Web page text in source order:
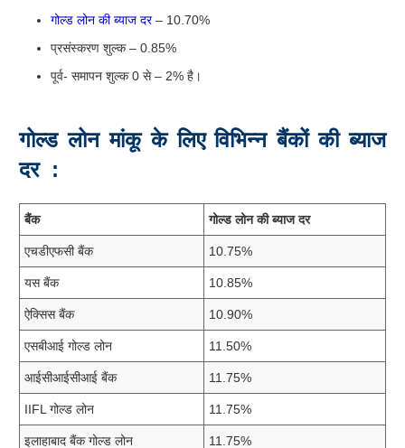
गोल्ड लोन की ब्याज दर– 10.70%
प्रसंस्करण शुल्क – 0.85%
पूर्व- समापन शुल्क 0 से – 2% है।
गोल्ड लोन मांकू के लिए विभिन्न बैंकों की ब्याज
दर:
बैंक गोल्ड लोन की ब्याज दर
एचडीएफसी बैंक 10.75%
यस बैंक 10.85%
ऐक्सिस बैंक 10.90%
एसबीआई गोल्ड लोन 11.50%
आईसीआईसीआई बैंक 11.75%
IIFL गोल्ड लोन 11.75%
इलाहाबाद बैंक गोल्ड लोन 11.75%